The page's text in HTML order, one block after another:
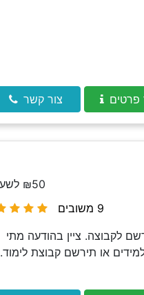
פרטים צור קשר
9 משובים
₪50 לשעה
לקבוצה. ציין בהודעה מתי
או תירשם קבוצת לימוד.